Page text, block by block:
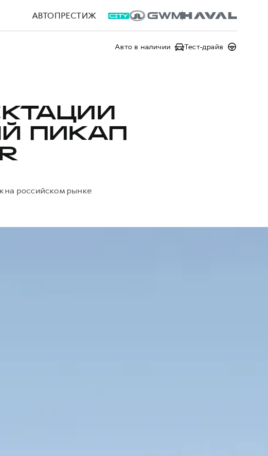
АВТОПРЕСТИЖ
Авто в наличии Тест-драйв
ПИКАП
на российском рынке